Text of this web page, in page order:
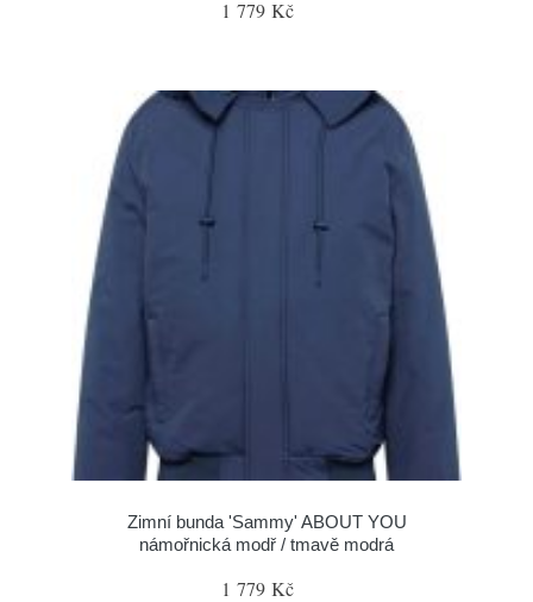
1 779 Kč
Zimní bunda 'Sammy' ABOUT YOU
námořnická modř / tmavě modrá
1 779 Kč